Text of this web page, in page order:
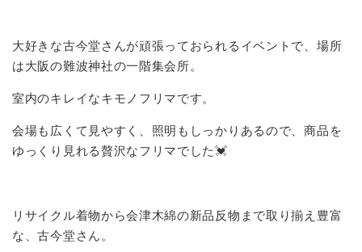
大好きな古今堂さんが頑張っておられるイベントで、場所
は大阪の難波神社の一階集会所。
室内のキレイなキモノフリマです。
会場も広くて見やすく、照明もしっかりあるので、商品を
ゆっくり見れる贅沢なフリマでした💓
リサイクル着物から会津木綿の新品反物まで取り揃え豊富
な、古今堂さん。